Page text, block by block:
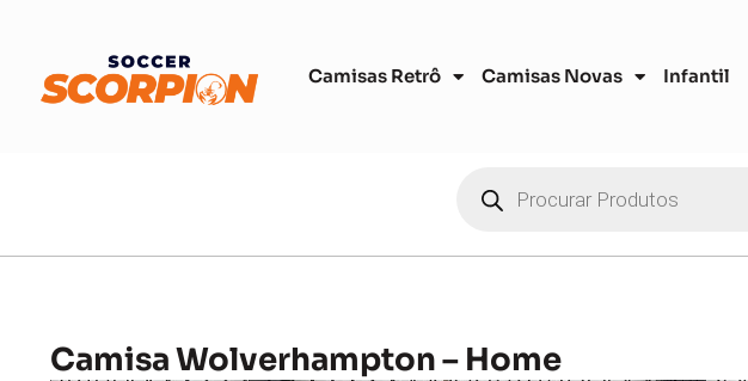
Camisas Retrô Camisas Novas Infantil
Camisa Wolverhampton – Home